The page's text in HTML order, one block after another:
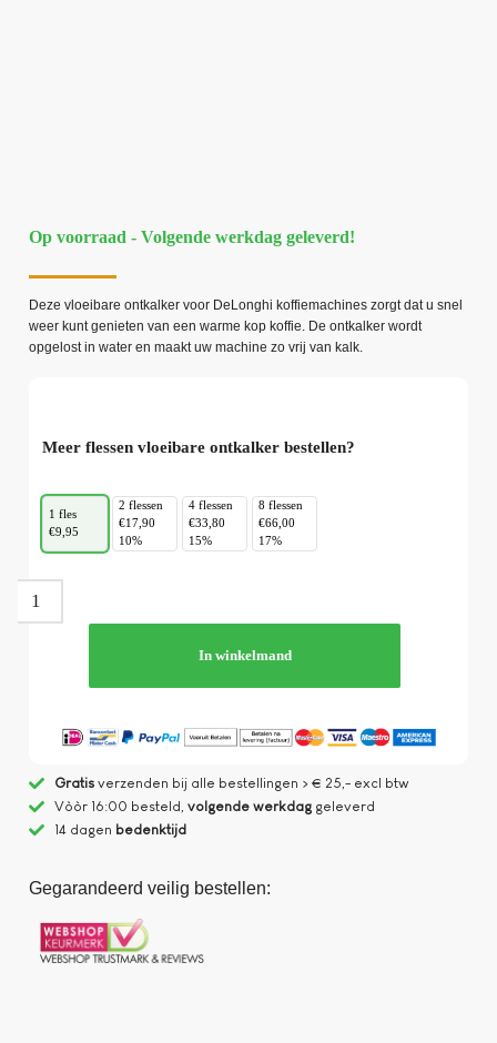
Op voorraad - Volgende werkdag geleverd!
Deze vloeibare ontkalker voor DeLonghi koffiemachines zorgt dat u snel
weer kunt genieten van een warme kop koffie. De ontkalker wordt
opgelost in water en maakt uw machine zo vrij van kalk.
Meer flessen vloeibare ontkalker bestellen?
1 fles
€9,95
2 flessen
€17,90
10%
4 flessen
€33,80
15%
8 flessen
€66,00
17%
In winkelmand
Gratisverzenden bij alle bestellingen > € 25,- excl btw
Vòòr 16:00 besteld, volgende werkdaggeleverd
14 dagen bedenktijd
Gegarandeerd veilig bestellen: